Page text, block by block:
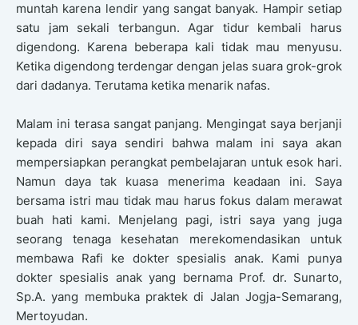
muntah karena lendir yang sangat banyak. Hampir setiap
satu jam sekali terbangun. Agar tidur kembali harus
digendong. Karena beberapa kali tidak mau menyusu.
Ketika digendong terdengar dengan jelas suara grok-grok
dari dadanya. Terutama ketika menarik nafas.
Malam ini terasa sangat panjang. Mengingat saya berjanji
kepada diri saya sendiri bahwa malam ini saya akan
mempersiapkan perangkat pembelajaran untuk esok hari.
Namun daya tak kuasa menerima keadaan ini. Saya
bersama istri mau tidak mau harus fokus dalam merawat
buah hati kami. Menjelang pagi, istri saya yang juga
seorang tenaga kesehatan merekomendasikan untuk
membawa Rafi ke dokter spesialis anak. Kami punya
dokter spesialis anak yang bernama Prof. dr. Sunarto,
Sp.A. yang membuka praktek di Jalan Jogja-Semarang,
Mertoyudan.